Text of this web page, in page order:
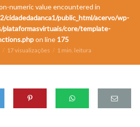
numeric value encountered in
cidadedadanca1/public_html/acervo/wp-
core/template-
on line 175
17 visualizações 1 min. leitura